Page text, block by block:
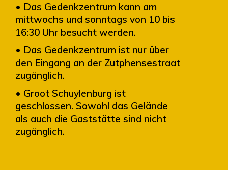
• Das Gedenkzentrum kann am
mittwochs und sonntags von 10 bis
16:30 Uhr besucht werden.
• Das Gedenkzentrum ist nur über
den Eingang an der Zutphensestraat
zugänglich.
• Groot Schuylenburg ist
geschlossen. Sowohl das Gelände
als auch die Gaststätte sind nicht
zugänglich.